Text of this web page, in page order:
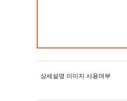
상세설명 이미지 사용여부